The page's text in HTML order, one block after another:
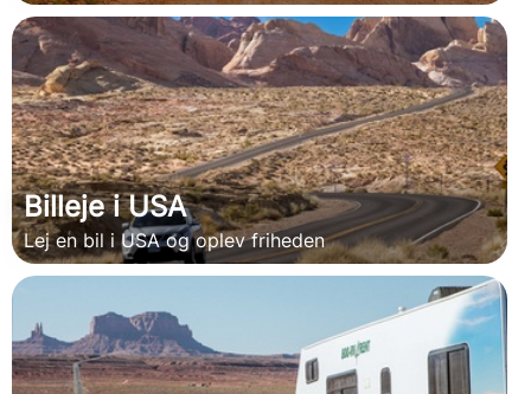
Billeje i USA
Lej en bil i USA og oplev friheden